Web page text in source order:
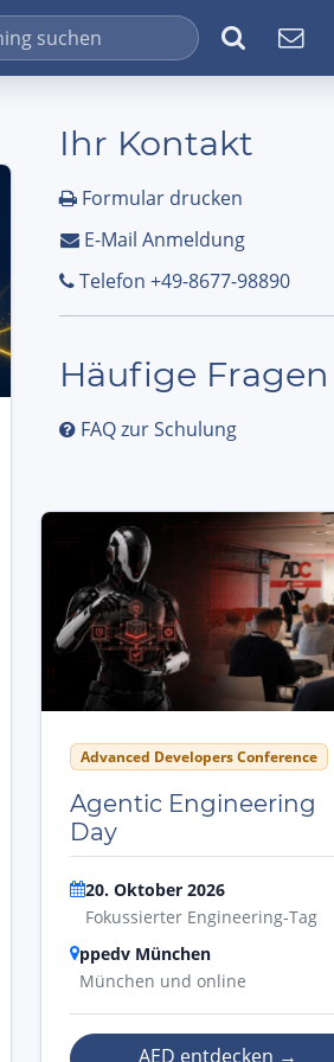
Ihr Kontakt
Formular drucken
E-Mail Anmeldung
Telefon +49-8677-98890
Häufige Fragen
FAQ zur Schulung
Advanced Developers Conference
Agentic Engineering
Day
20. Oktober 2026
Fokussierter Engineering-Tag
ppedv München
München und online
AED entdecken →